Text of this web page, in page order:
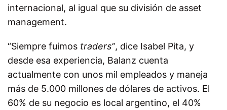
internacional, al igual que su división de asset
management.
“Siempre fuimos traders”, dice Isabel Pita, y
desde esa experiencia, Balanz cuenta
actualmente con unos mil empleados y maneja
más de 5.000 millones de dólares de activos. El
60% de su negocio es local argentino, el 40%